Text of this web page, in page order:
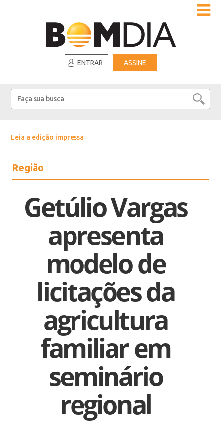
ENTRAR ASSINE
Leia a edição impressa
Região
Getúlio Vargas
apresenta
modelo de
licitações da
agricultura
familiar em
seminário
regional